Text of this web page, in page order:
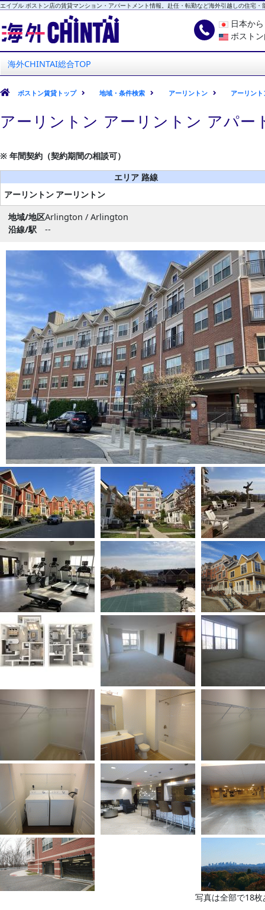
エイブル ボストン店の賃貸マンション・アパートメント情報。赴任・転勤など海外引越しの住宅・
海外CHINTAI
エイブル ボストン店
日本か
ボスト
海外CHINTAI総合TOP
ボストン賃貸トップ 地域・条件検索 アーリントン アーリント
アーリントン アーリントン アパ
※ 年間契約（契約期間の相談可）
エリア 路線
アーリントン アーリントン
地域/地区Arlington / Arlington
沿線/駅
--
写真は全部で18